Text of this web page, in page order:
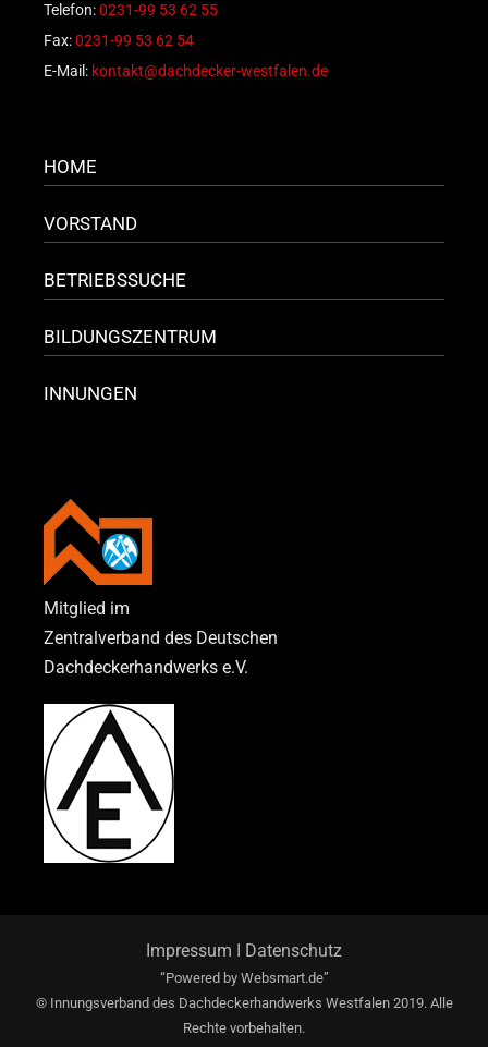
Telefon:0231-99 53 62 55
Fax:0231-99 53 62 54
E-Mail: kontakt@dachdecker-westfalen.de
HOME
VORSTAND
BETRIEBSSUCHE
BILDUNGSZENTRUM
INNUNGEN
Mitglied im
Zentralverband des Deutschen
Dachdeckerhandwerks e.V.
© Innungsverband des Dachdeckerhandwerks Westfalen 2019. Alle
Rechte vorbehalten.
Impressum I Datenschutz
“Powered by Websmart.de”